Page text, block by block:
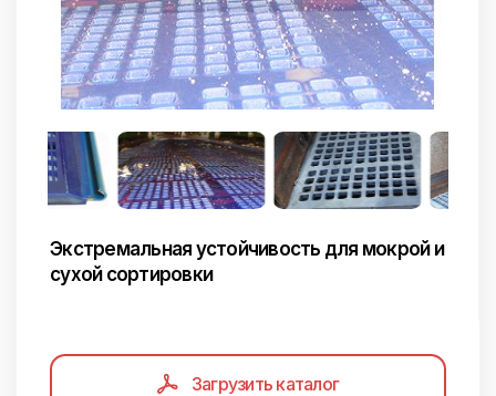
Экстремальная устойчивость для мокрой и
сухой сортировки
Загрузить каталог